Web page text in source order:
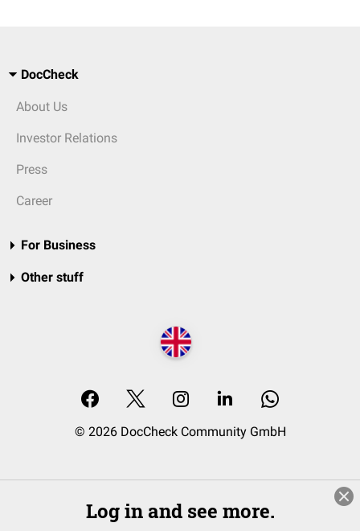
DocCheck
About Us
Investor Relations
Press
Career
For Business
Other stuff
© 2026 DocCheck Community GmbH
Log in and see more.